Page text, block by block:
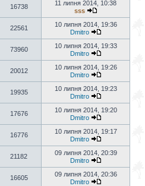
16738
11 липня 2014, 10:38
sss
22561
10 липня 2014, 19:36
Dmitro
73960
10 липня 2014, 19:33
Dmitro
20012
10 липня 2014, 19:26
Dmitro
19935
10 липня 2014, 19:23
Dmitro
17676
10 липня 2014, 19:20
Dmitro
16776
10 липня 2014, 19:17
Dmitro
21182
09 липня 2014, 20:39
Dmitro
16605
09 липня 2014, 20:36
Dmitro